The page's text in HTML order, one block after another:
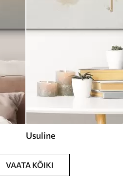
Usuline
VAATA KÕIKI